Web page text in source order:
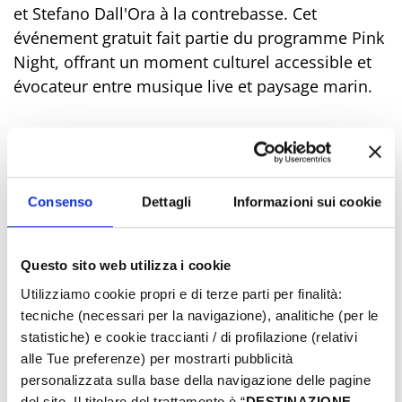
Consenso Dettagli Informazioni sui cookie
Questo sito web utilizza i cookie
Utilizziamo cookie propri e di terze parti per finalità:
tecniche (necessari per la navigazione), analitiche (per le
statistiche) e cookie traccianti / di profilazione (relativi
alle Tue preferenze) per mostrarti pubblicità
personalizzata sulla base della navigazione delle pagine
et Stefano Dall'Ora à la contrebasse. Cet
événement gratuit fait partie du programme Pink
Night, offrant un moment culturel accessible et
évocateur entre musique live et paysage marin.